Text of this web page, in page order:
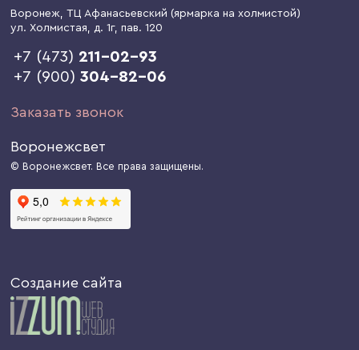
Воронеж, ТЦ Афанасьевский (ярмарка на холмистой)
ул. Холмистая, д. 1г, пав. 120
+7 (473) 211-02-93
+7 (900)304-82-06
Заказать звонок
Воронежсвет
© Воронежсвет. Все права защищены.
Создание сайта